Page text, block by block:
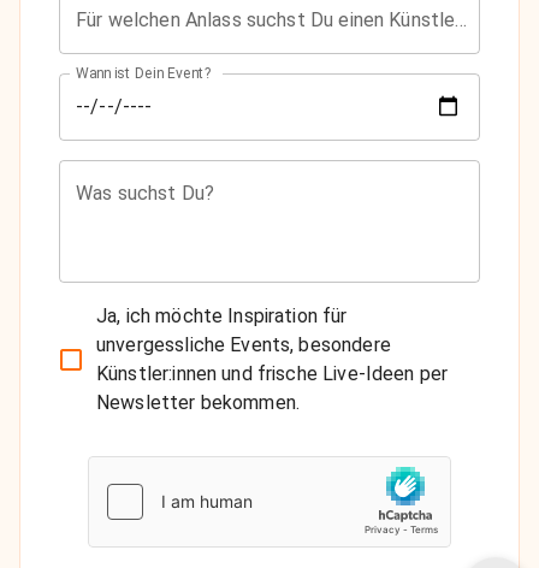
Wann ist Dein Event?
Was suchst Du?
Ja, ich möchte Inspiration für
unvergessliche Events, besondere
Künstler:innen und frische Live-Ideen per
Newsletter bekommen.